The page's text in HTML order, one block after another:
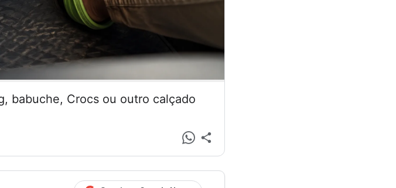
babuche, Crocs ou outro calçado